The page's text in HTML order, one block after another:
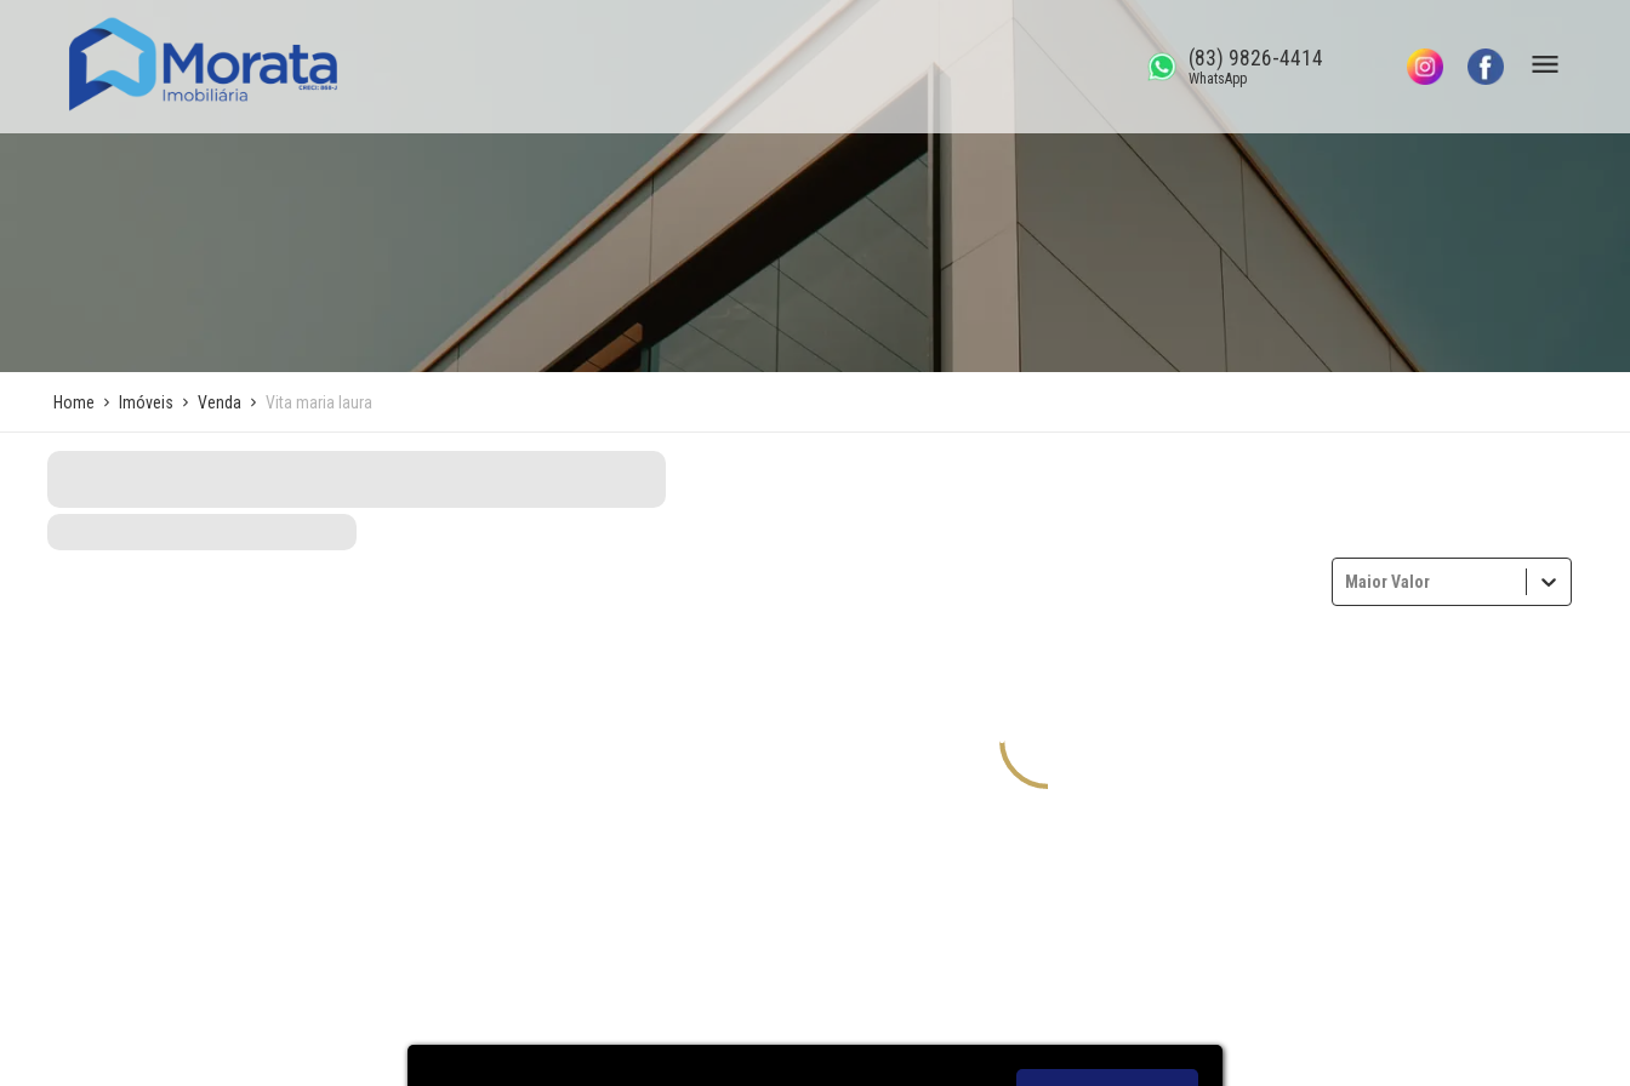
(83) 9826-4414
WhatsApp
Home Imóveis Venda Vita maria laura
Maior Valor